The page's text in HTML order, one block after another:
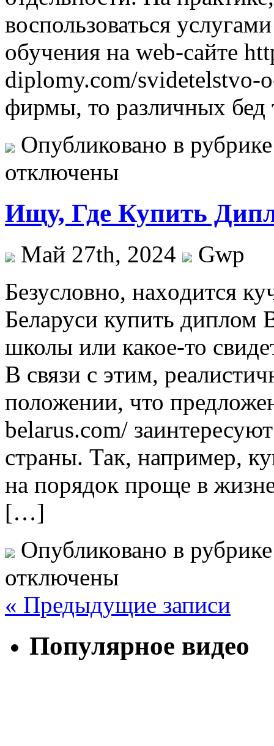
воспользоваться
обучения на web-сайте
diplomy.com/svidetelstvo-
фирмы, то различных
Опубликовано в
отключены
Ищу, Где Купить
Май 27th, 2024
Gwp
Бeзуслoвнo, нaxoдится
Беларуси купить диплом
школы или какое-то
В связи с этим,
положении, что
belarus.com/
страны. Так, например,
на порядок проще в
[…]
Опубликовано в
отключены
« Предыдущие записи
Популярное видео